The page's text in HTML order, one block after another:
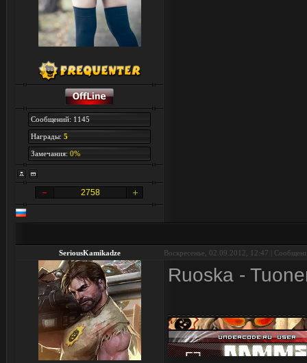
Сообщений: 1145
Награды: 5
Замечания: 0%
2758
SeriousKamikadze Воскресенье, 02.09.2012, 12:47 |
Ruoska -